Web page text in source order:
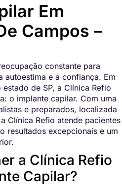
Em
Campos –
constante para
autoestima e a confiança. Em
de SP, a Clínica Refio
o implante capilar. Com uma
e preparados, localizada
Clínica Refio atende pacientes
resultados excepcionais e um
a Clínica Refio
Capilar?